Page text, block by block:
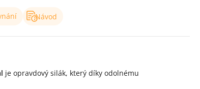
Návod
je opravdový silák, který díky odolnému